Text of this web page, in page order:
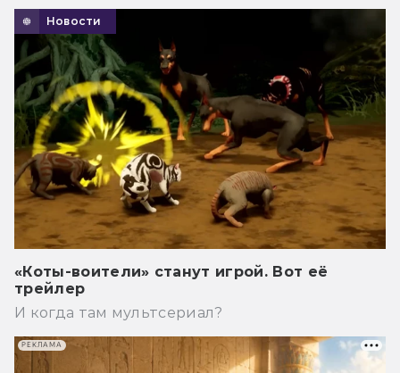
Новости
«Коты-воители» станут игрой. Вот её
трейлер
И когда там мультсериал?
РЕКЛАМА